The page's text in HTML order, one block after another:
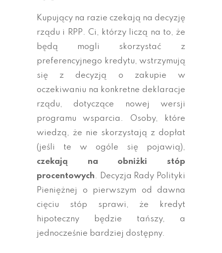
Kupujący na razie czekają na decyzję
rządu i RPP. Ci, którzy liczą na to, że
będą mogli skorzystać z
preferencyjnego kredytu, wstrzymują
się z decyzją o zakupie w
oczekiwaniu na konkretne deklaracje
rządu, dotyczące nowej wersji
programu wsparcia. Osoby, które
wiedzą, że nie skorzystają z dopłat
(jeśli te w ogóle się pojawią),
czekają na obniżki stóp
procentowych. Decyzja Rady Polityki
Pieniężnej o pierwszym od dawna
cięciu stóp sprawi, że kredyt
hipoteczny będzie tańszy, a
jednocześnie bardziej dostępny.